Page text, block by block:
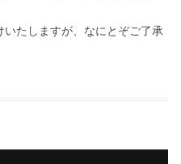
たしますが、なにとぞご了承